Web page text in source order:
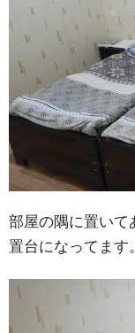
部屋の隅に置いて
置台になってます。